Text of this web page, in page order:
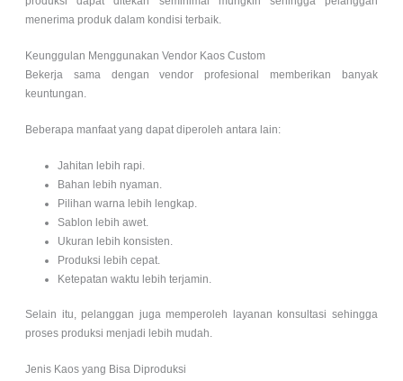
menerima produk dalam kondisi terbaik.
Keunggulan Menggunakan Vendor Kaos Custom
Bekerja sama dengan vendor profesional memberikan banyak
keuntungan.
Beberapa manfaat yang dapat diperoleh antara lain:
Jahitan lebih rapi.
Bahan lebih nyaman.
Pilihan warna lebih lengkap.
Sablon lebih awet.
Ukuran lebih konsisten.
Produksi lebih cepat.
Ketepatan waktu lebih terjamin.
Selain itu, pelanggan juga memperoleh layanan konsultasi sehingga
proses produksi menjadi lebih mudah.
Jenis Kaos yang Bisa Diproduksi